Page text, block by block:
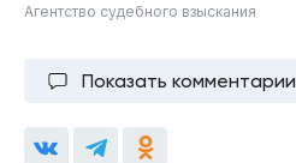
Агентство судебного взыскания
Показать комментарии